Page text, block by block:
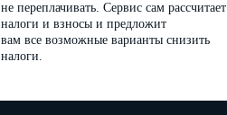
не переплачивать. Сервис сам рассчитает
налоги и взносы и предложит
вам все возможные варианты снизить
налоги.